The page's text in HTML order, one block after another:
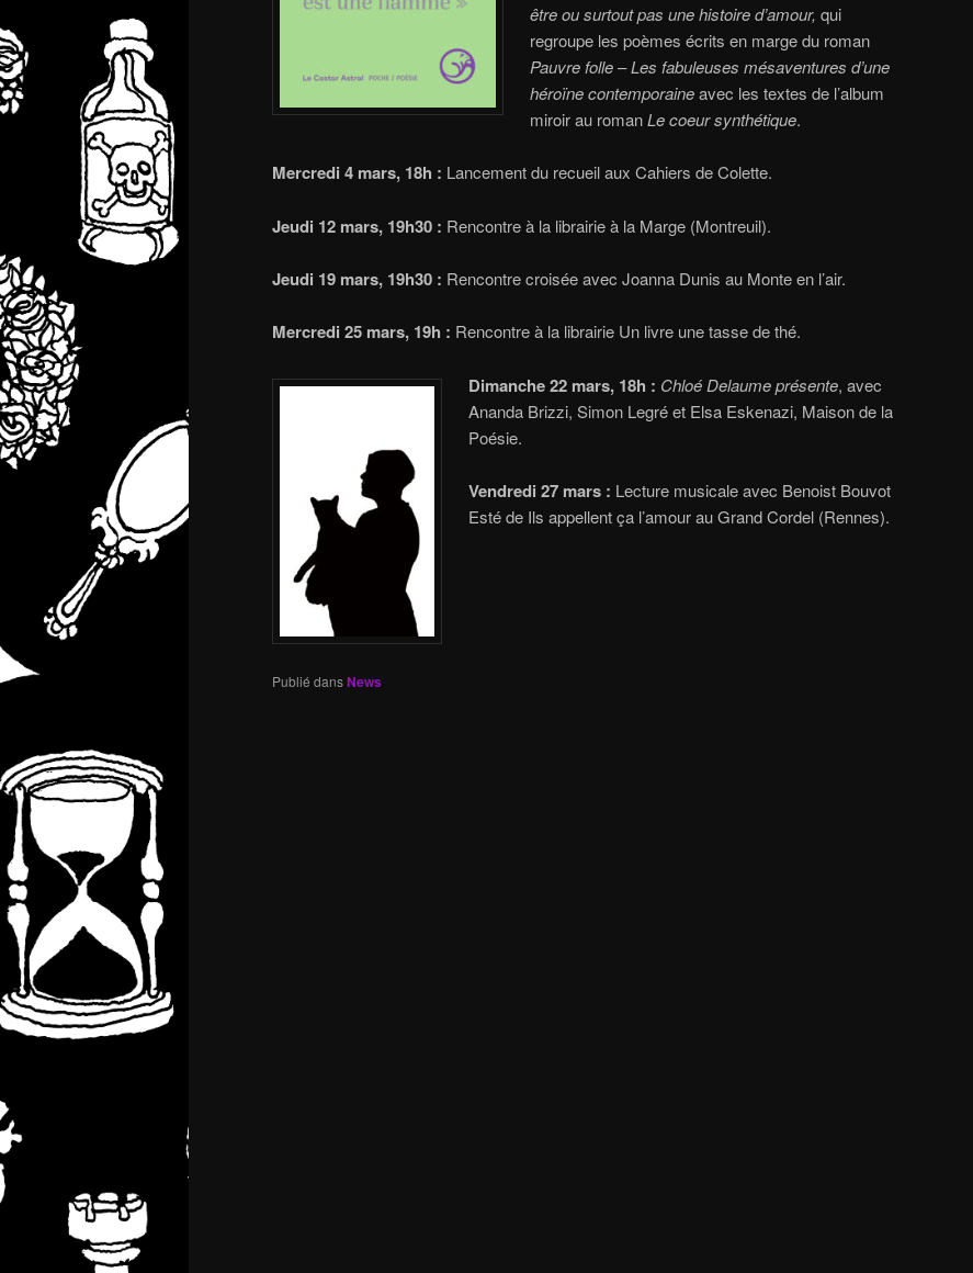
être ou surtout pas une histoire d’amour,qui
regroupe les poèmes écrits en marge du roman
Pauvre folle–Les fabuleuses mésaventures d’une
héroïne contemporaineavec les textes de l’album
miroir au romanLe coeur synthétique.
Mercredi 4 mars, 18h : Lancement du recueil aux Cahiers de Colette.
Jeudi 12 mars, 19h30 : Rencontre à la librairie à la Marge (Montreuil).
Jeudi 19 mars, 19h30 : Rencontre croisée avec Joanna Dunis au Monte en l’air.
Mercredi 25 mars, 19h : Rencontre à la librairie Un livre une tasse de thé.
Dimanche 22 mars, 18h : Chloé Delaume présente, avec
Ananda Brizzi, Simon Legré et Elsa Eskenazi, Maison de la
Poésie.
Vendredi 27 mars : Lecture musicale avec Benoist Bouvot
Esté de Ils appellent ça l’amour au Grand Cordel (Rennes).
Publié dansNews